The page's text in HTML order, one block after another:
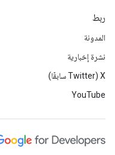
ربط
المدونة
نشرة إخبارية
‫X ‏(Twitter سابقًا)
YouTube